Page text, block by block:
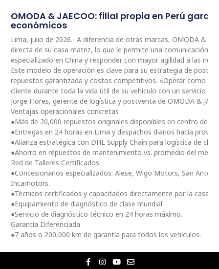
OMODA & JAECOO: filial propia en Perú
económicos
Lima, julio de 2026.- A diferencia de otras marcas, OMODA &
directa de su casa matriz, lo que le permite una comunicación
especializado en China y responder con mayor agilidad a las
Este modelo de operación es clave para su estrategia de
repuestos garantizada y costos competitivos. «Operar como
cliente durante toda la vida útil de su vehículo con un servicio
Jorge Flores, gerente de logística y postventa de OMODA &
Ventajas operacionales concretas
●Más de 20,000 repuestos originales disponibles en centro de
●Entregas en 24 horas en Lima y despachos diarios hacia
●Alianza estratégica con DHL Supply Chain para logística de
●Ahorro en repuestos de mantenimiento vs. promedio del
Red de Talleres Certificados
●Concesionarios especializados: Alese, Wigo Motors, San
Incamotors.
●Técnicos certificados y capacitados directamente por la casa
●Equipamiento de diagnóstico de clase mundial.
●Servicio de diagnóstico técnico en 24 horas máximo.
Garantía Diferenciada
●7 años o 200,000 km de garantía para todos los vehículos.
F
a
I
n
Y
o
E
n